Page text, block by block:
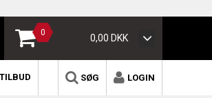
0 0,00 DKK
LOGIN
SØG